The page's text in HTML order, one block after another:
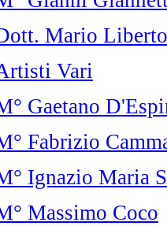
Mario Liberto
Vari
Gaetano
Fabrizio
Ignazio Maria
Massimo Coco